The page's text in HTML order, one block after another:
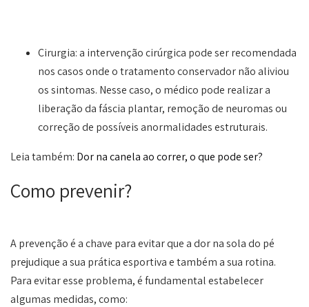
Cirurgia: a intervenção cirúrgica pode ser recomendada
nos casos onde o tratamento conservador não aliviou
os sintomas. Nesse caso, o médico pode realizar a
liberação da fáscia plantar, remoção de neuromas ou
correção de possíveis anormalidades estruturais.
Leia também: Dor na canela ao correr, o que pode ser?
Como prevenir?
A prevenção é a chave para evitar que a dor na sola do pé
prejudique a sua prática esportiva e também a sua rotina.
Para evitar esse problema, é fundamental estabelecer
algumas medidas, como: